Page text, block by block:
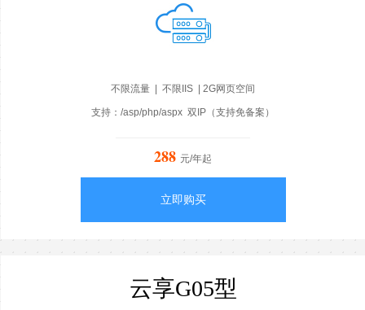
不限流量 | 不限IIS | 2G网页空间
支持：/asp/php/aspx 双IP（支持免备案）
288 元/年起
立即购买
云享G05型